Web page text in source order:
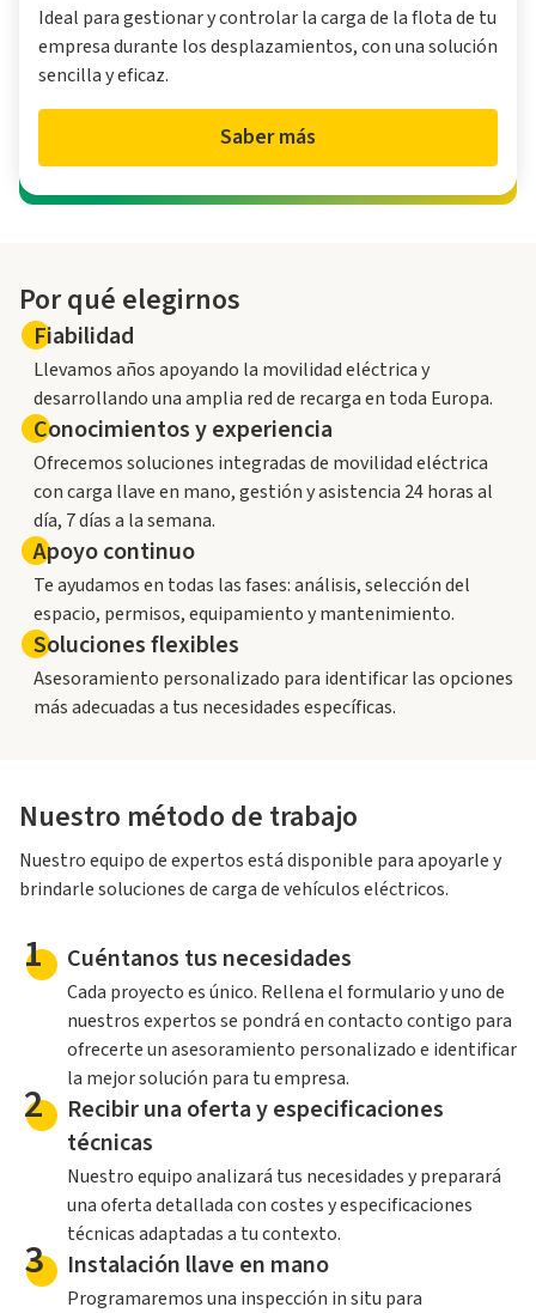
Ideal para gestionar y controlar la carga de la flota de tu
empresa durante los desplazamientos, con una solución
sencilla y eficaz.
Saber más
Por qué elegirnos
Fiabilidad
Llevamos años apoyando la movilidad eléctrica y
desarrollando una amplia red de recarga en toda Europa.
Conocimientos y experiencia
Ofrecemos soluciones integradas de movilidad eléctrica
con carga llave en mano, gestión y asistencia 24 horas al
día, 7 días a la semana.
Apoyo continuo
Te ayudamos en todas las fases: análisis, selección del
espacio, permisos, equipamiento y mantenimiento.
Soluciones flexibles
Asesoramiento personalizado para identificar las opciones
más adecuadas a tus necesidades específicas.
Nuestro método de trabajo
Nuestro equipo de expertos está disponible para apoyarle y
brindarle soluciones de carga de vehículos eléctricos.
1 Cuéntanos tus necesidades
Cada proyecto es único. Rellena el formulario y uno de
nuestros expertos se pondrá en contacto contigo para
ofrecerte un asesoramiento personalizado e identificar
la mejor solución para tu empresa.
2
Recibir una oferta y especificaciones
técnicas
Nuestro equipo analizará tus necesidades y preparará
una oferta detallada con costes y especificaciones
técnicas adaptadas a tu contexto.
3 Instalación llave en mano
Programaremos una inspección in situ para